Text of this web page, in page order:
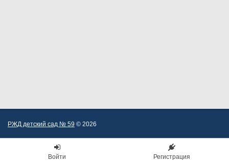
РЖД детский сад № 59 © 2026
Войти Регистрация